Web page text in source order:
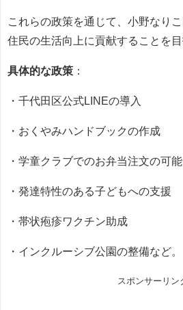
これらの政策を通じて、小野なり
住民の生活向上に貢献することを目
具体的な政策 ：
・千代田区公式LINEの導入
・おくやみハンドブックの作成
・学童クラブでのお弁当注文の可
・発達特性のある子どもへの支援
・帯状疱疹ワクチン助成
・インクルーシブ公園の整備など。
スポンサーリン